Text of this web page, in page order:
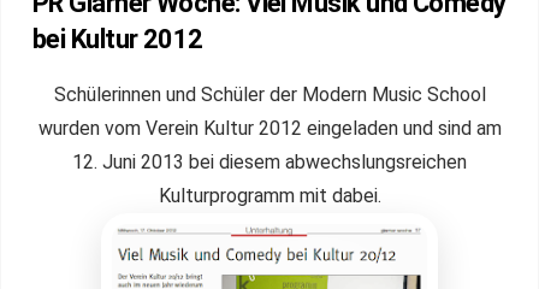
bei Kultur 2012
Schülerinnen und Schüler der Modern Music School
wurden vom Verein Kultur 2012 eingeladen und sind am
12. Juni 2013 bei diesem abwechslungsreichen
Kulturprogramm mit dabei.